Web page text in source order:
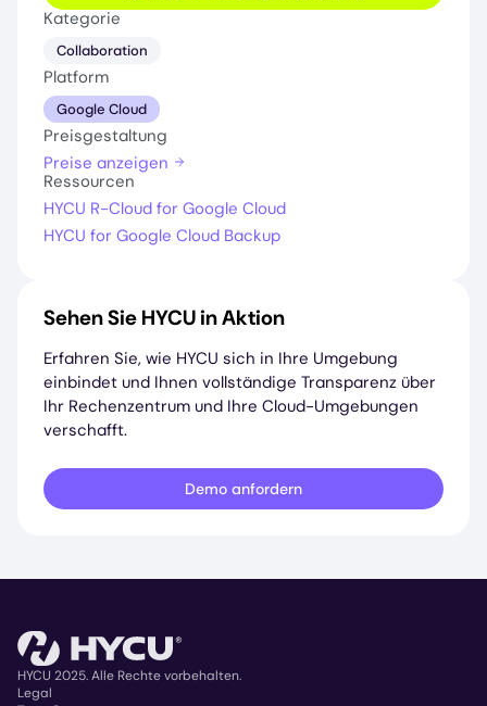
Kategorie
Collaboration
Platform
Google Cloud
Preisgestaltung
Preise anzeigen
Ressourcen
HYCU R-Cloud for Google Cloud
HYCU for Google Cloud Backup
Sehen Sie HYCU in Aktion
Erfahren Sie, wie HYCU sich in Ihre Umgebung
einbindet und Ihnen vollständige Transparenz über
Ihr Rechenzentrum und Ihre Cloud-Umgebungen
verschafft.
Demo anfordern
HYCU 2025. Alle Rechte vorbehalten.
Legal